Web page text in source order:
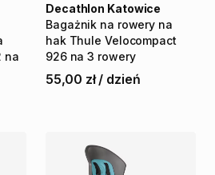
na
Bagażnik na rowery na
hak Thule Velocompact
926 na 3 rowery
Decathlon Katowice
55,00 zł / dzień